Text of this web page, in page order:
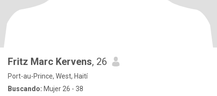
Fritz Marc Kervens, 26
Port-au-Prince, West, Haití
Buscando: Mujer 26 - 38